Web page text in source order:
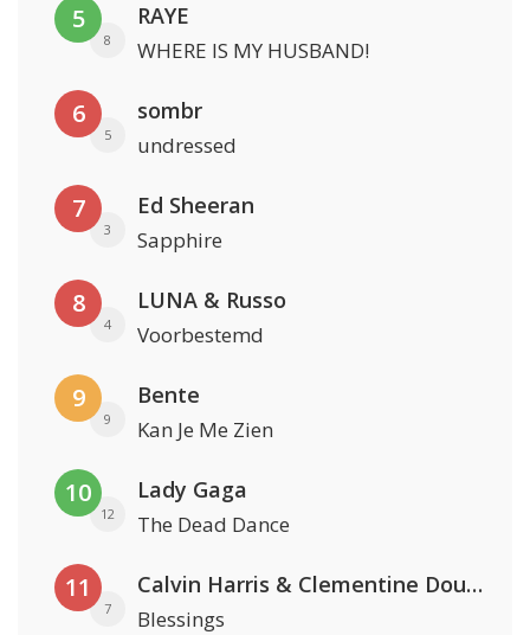
5
8
RAYE
WHERE IS MY HUSBAND!
6
5
sombr
undressed
7
3
Ed Sheeran
Sapphire
8
4
LUNA & Russo
Voorbestemd
9
9
Bente
Kan Je Me Zien
10
12
Lady Gaga
The Dead Dance
11
7
Calvin Harris & Clementine Douglas
Blessings